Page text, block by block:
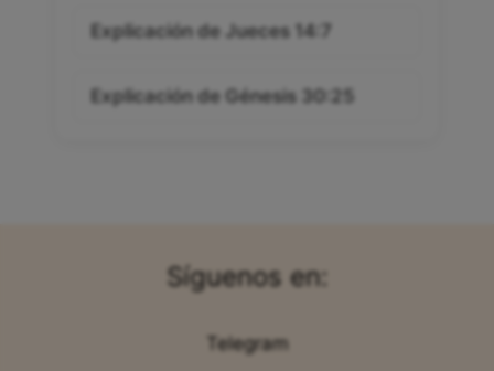
Explicación de Jueces 14:7
Explicación de Génesis 30:25
Síguenos en:
Telegram